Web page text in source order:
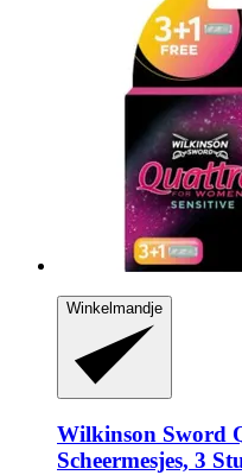
Winkelmandje
Wilkinson Sword
Scheermesjes, 3